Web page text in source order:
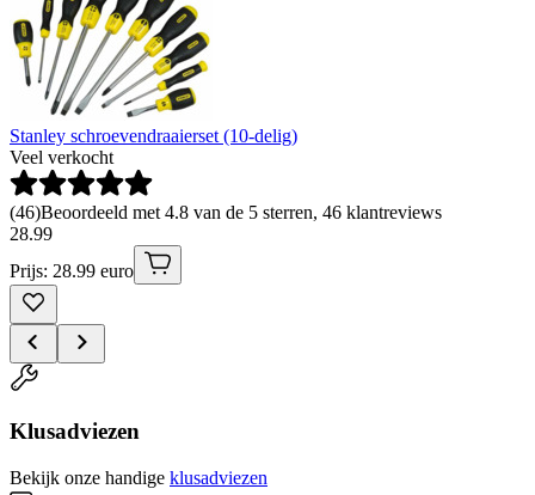
Stanley schroevendraaierset (10-delig)
Veel verkocht
(46)Beoordeeld met 4.8 van de 5 sterren, 46 klantreviews
28.99
Prijs: 28.99 euro
Klusadviezen
Bekijk onze handige klusadviezen